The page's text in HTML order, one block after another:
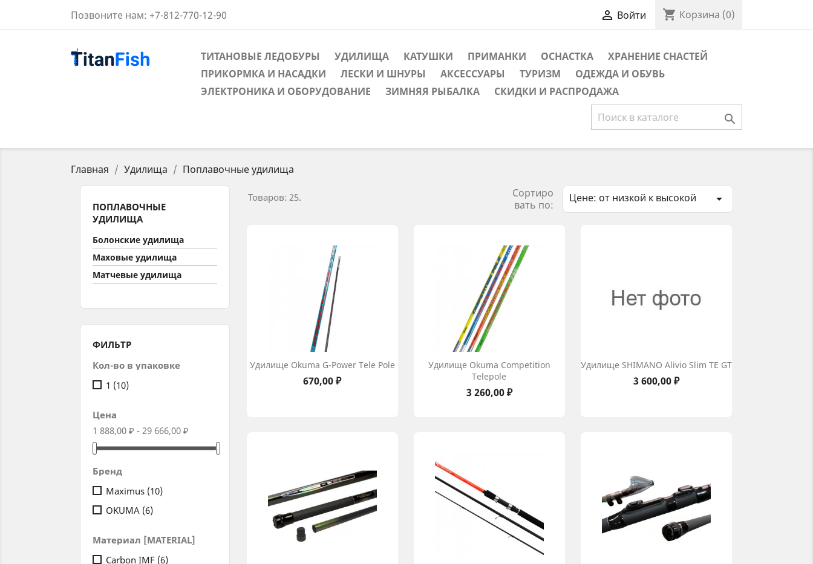
Позвоните нам: +7-812-770-12-90  Войти shopping_cart Корзина (0)
ТИТАНОВЫЕ ЛЕДОБУРЫ УДИЛИЩА КАТУШКИ ПРИМАНКИ ОСНАСТКА
ХРАНЕНИЕ СНАСТЕЙ
ПРИКОРМКА И НАСАДКИ
ЛЕСКИ И ШНУРЫ АКСЕССУАРЫ ТУРИЗМ
ОДЕЖДА И ОБУВЬ
ЭЛЕКТРОНИКА И ОБОРУДОВАНИЕ
ЗИМНЯЯ РЫБАЛКА СКИДКИ И РАСПРОДАЖА

Главная Удилища Поплавочные удилища
ПОПЛАВОЧНЫЕ
УДИЛИЩА
Болонские удилища
Маховые удилища
Матчевые удилища
ФИЛЬТР
Кол-во в упаковке
1 (10)
Цена
1 888,00 ₽ - 29 666,00 ₽
Бренд
Maximus (10)
OKUMA (6)
Материал [MATERIAL]
Carbon IMF (6)
Товаров: 25.
Сортиро
вать по:
Цене: от низкой к высокой 
Удилище Okuma G-Power Tele Pole
Цена
670,00 ₽
Удилище Okuma Competition
Telepole
Цена
3 260,00 ₽
Удилище SHIMANO Alivio Slim TE GT
Цена
3 600,00 ₽